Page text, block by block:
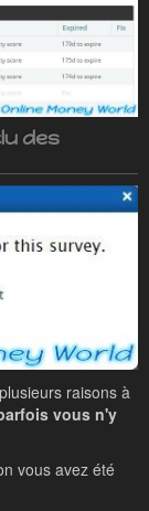
des
raisons à
vous n'y
vous avez été